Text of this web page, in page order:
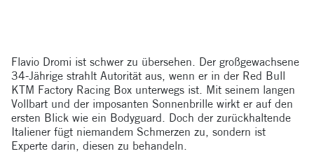
Flavio Dromi ist schwer zu übersehen. Der großgewachsene
34-Jährige strahlt Autorität aus, wenn er in der Red Bull
KTM Factory Racing Box unterwegs ist. Mit seinem langen
Vollbart und der imposanten Sonnenbrille wirkt er auf den
ersten Blick wie ein Bodyguard. Doch der zurückhaltende
Italiener fügt niemandem Schmerzen zu, sondern ist
Experte darin, diesen zu behandeln.